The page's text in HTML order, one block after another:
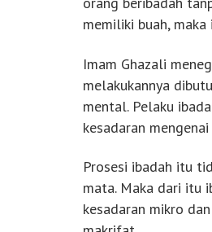
memiliki buah,
Imam Ghazali
melakukannya
mental. Pelaku
kesadaran
Prosesi ibadah itu
mata. Maka dari itu
kesadaran mikro